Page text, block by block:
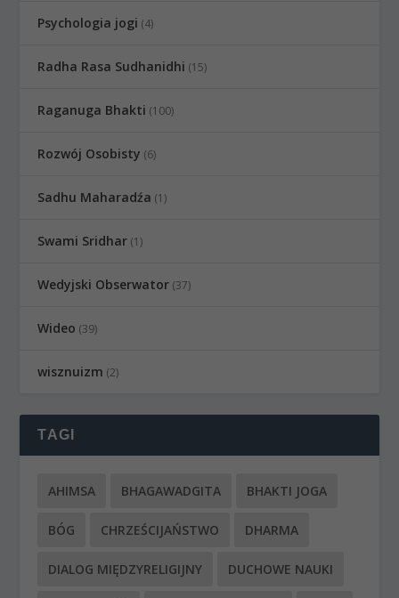
Psychologia jogi (4)
Radha Rasa Sudhanidhi (15)
Raganuga Bhakti (100)
Rozwój Osobisty (6)
Sadhu Maharadźa (1)
Swami Sridhar (1)
Wedyjski Obserwator (37)
Wideo (39)
wisznuizm (2)
TAGI
AHIMSA BHAGAWADGITA BHAKTI JOGA
BÓG CHRZEŚCIJAŃSTWO DHARMA
DIALOG MIĘDZYRELIGIJNY DUCHOWE NAUKI